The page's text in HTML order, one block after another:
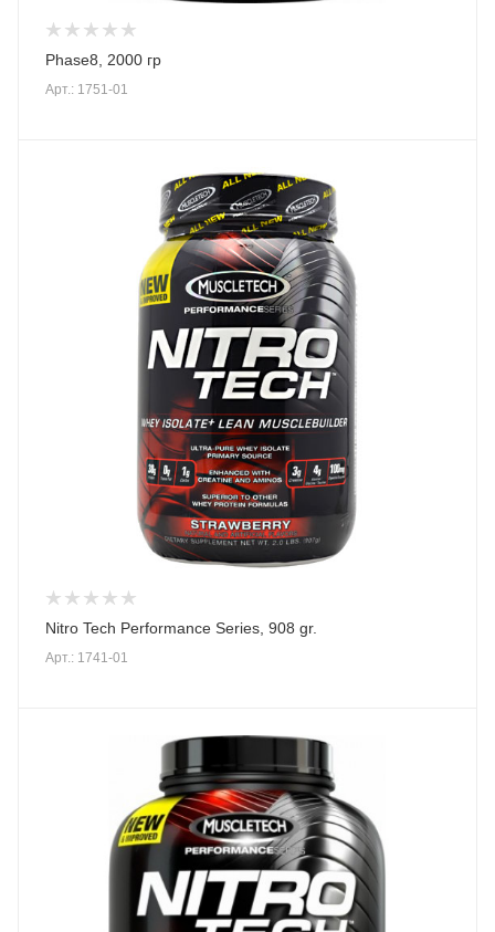
Phase8, 2000 гр
Арт.: 1751-01
Nitro Tech Performance Series, 908 gr.
Арт.: 1741-01